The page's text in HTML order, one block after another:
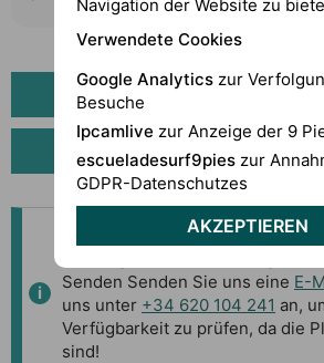
VIDEO-RUNDGANG DURCH
FOTOS SURF CAMP
1. März bis 30. Mai.
Senden Senden Sie uns eine E-
uns unter +34 620 104 241 an,
Verfügbarkeit zu prüfen, da die
sind!
Navigation der Website zu
Verwendete Cookies
Google Analytics zur
Besuche
Ipcamlive zur Anzeige der 9
escueladesurf9pies zur
GDPR-Datenschutzes
AKZEPTIEREN